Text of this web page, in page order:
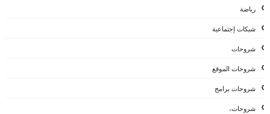
رياضة
شبكات إجتماعية
شروحات
شروحات الموقع
شروحات برامج
شروحات،